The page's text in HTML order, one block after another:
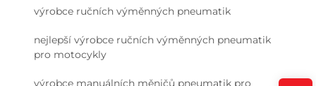
výrobce ručních výměnných pneumatik
nejlepší výrobce ručních výměnných pneumatik
pro motocykly
výrobce manuálních měničů pneumatik pro